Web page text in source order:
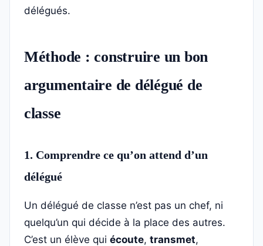
délégués.
Méthode : construire un bon
argumentaire de délégué de
classe
1. Comprendre ce qu’on attend d’un
délégué
Un délégué de classe n’est pas un chef, ni
quelqu’un qui décide à la place des autres.
C’est un élève qui écoute, transmet,